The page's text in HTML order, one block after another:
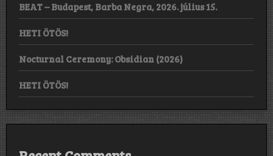
BEAT – Budapest, Barba Negra, 2026. július 15.
HETI ÖTÖS!
Nocturnal Ceremony: Obsidian (2026)
HETI ÖTÖS!